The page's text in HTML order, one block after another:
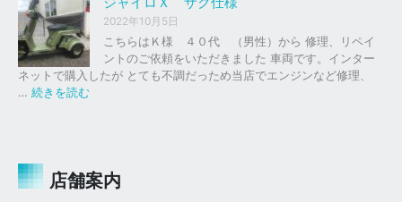
ま
し
た
。
ザ
ク
仕
様
ボ
ッ
ク
ス
2022年10月5日
こちらはＫ様 ４０代 （男性）から 修理、リペイ
ントのご依頼をいただきました 車両です。インター
ネットで購入したが とても不調だっため当店でエンジンなど修理、
… 続きを読む
Ｘ
店舗案内